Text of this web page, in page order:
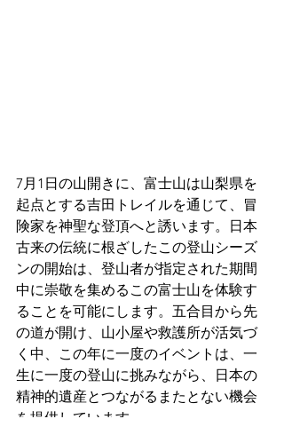
7月1日の山開きに、富士山は山梨県を
起点とする吉田トレイルを通じて、冒
険家を神聖な登頂へと誘います。日本
古来の伝統に根ざしたこの登山シーズ
ンの開始は、登山者が指定された期間
中に崇敬を集めるこの富士山を体験す
ることを可能にします。五合目から先
の道が開け、山小屋や救護所が活気づ
く中、この年に一度のイベントは、一
生に一度の登山に挑みながら、日本の
精神的遺産とつながるまたとない機会
を提供しています。